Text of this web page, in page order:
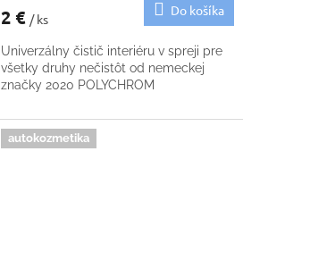
2 € / ks
Do košíka
Univerzálny čistič interiéru v spreji pre
všetky druhy nečistôt od nemeckej
značky 2020 POLYCHROM
autokozmetika